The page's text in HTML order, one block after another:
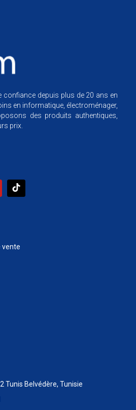
depuis plus de 20 ans en
en informatique, électroménager,
des produits authentiques,
prix.
vente
Tunis Belvédère, Tunisie